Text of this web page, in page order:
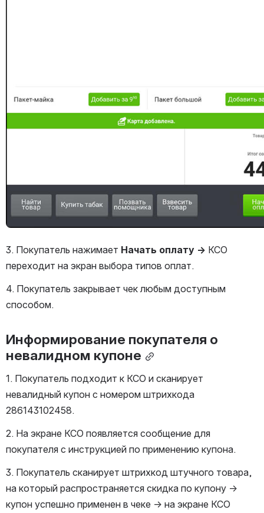
3. Покупатель нажимает Начать оплату → КСО
переходит на экран выбора типов оплат.
4. Покупатель закрывает чек любым доступным
способом.
Информирование покупателя о
невалидном купоне
1. Покупатель подходит к КСО и сканирует
невалидный купон с номером штрихкода
286143102458.
2. На экране КСО появляется сообщение для
покупателя с инструкцией по применению купона.
3. Покупатель сканирует штрихкод штучного товара,
на который распространяется скидка по купону →
купон успешно применен в чеке → на экране КСО